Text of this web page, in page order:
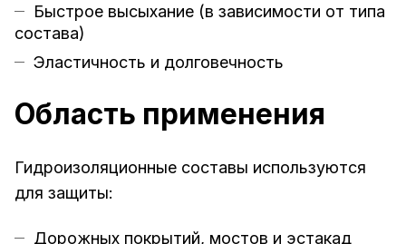
Быстрое высыхание (в зависимости от типа
состава)
Эластичность и долговечность
Область применения
Гидроизоляционные составы используются
для защиты:
Дорожных покрытий, мостов и эстакад